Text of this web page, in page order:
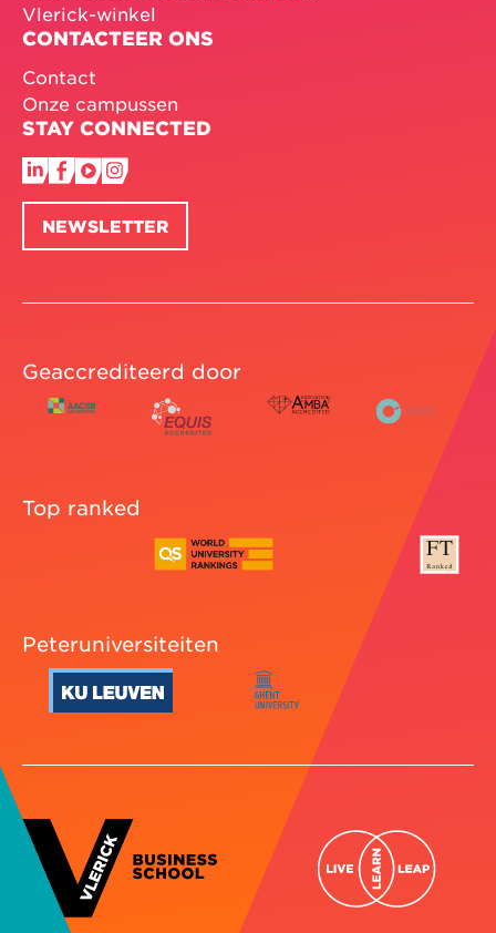
Vlerick-winkel
CONTACTEER ONS
Contact
Onze campussen
STAY CONNECTED
NEWSLETTER
Geaccrediteerd door
Top ranked
Peteruniversiteiten